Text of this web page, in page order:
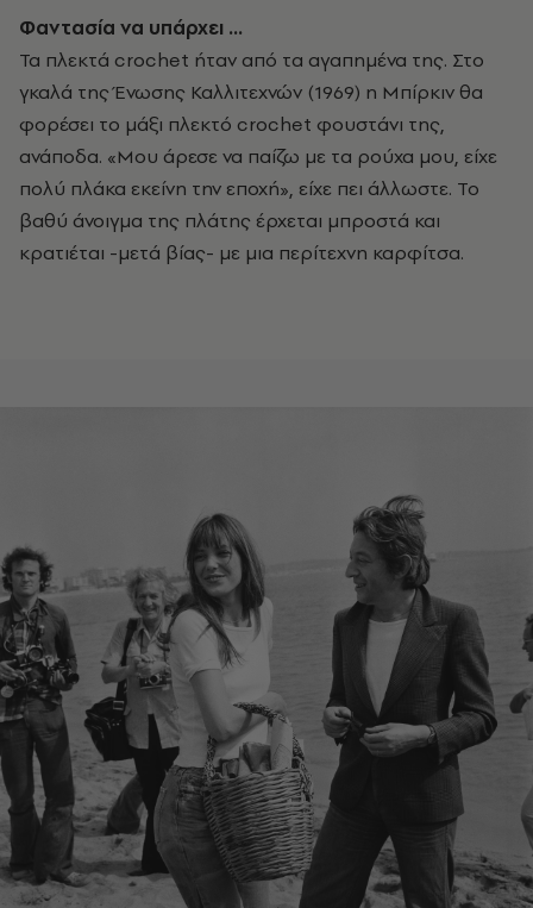
Φαντασία να υπάρχει …
Τα πλεκτά crochet ήταν από τα αγαπημένα της. Στο
γκαλά της Ένωσης Καλλιτεχνών (1969) η Μπίρκιν θα
φορέσει το μάξι πλεκτό crochet φουστάνι της,
ανάποδα. «Μου άρεσε να παίζω με τα ρούχα μου, είχε
πολύ πλάκα εκείνη την εποχή», είχε πει άλλωστε. Το
βαθύ άνοιγμα της πλάτης έρχεται μπροστά και
κρατιέται -μετά βίας- με μια περίτεχνη καρφίτσα.